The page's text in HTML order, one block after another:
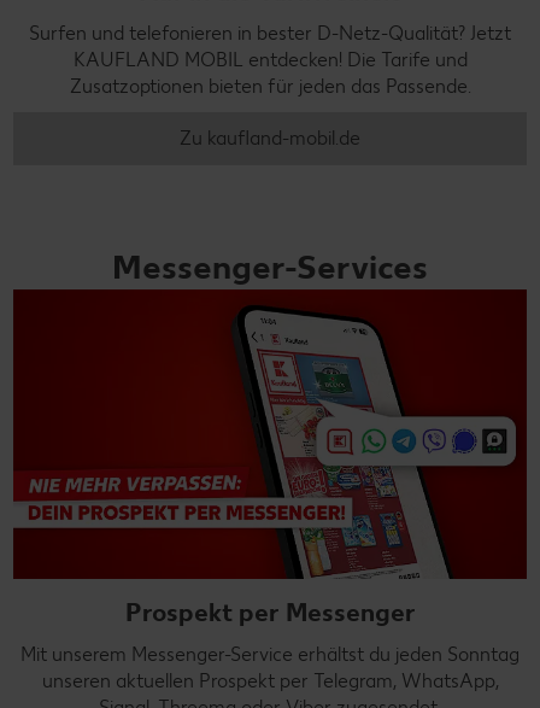
Surfen und telefonieren in bester D-Netz-Qualität? Jetzt
KAUFLAND MOBIL entdecken! Die Tarife und
Zusatzoptionen bieten für jeden das Passende.
Zu kaufland-mobil.de
Messenger-Services
Prospekt per Messenger
Mit unserem Messenger-Service erhältst du jeden Sonntag
unseren aktuellen Prospekt per Telegram, WhatsApp,